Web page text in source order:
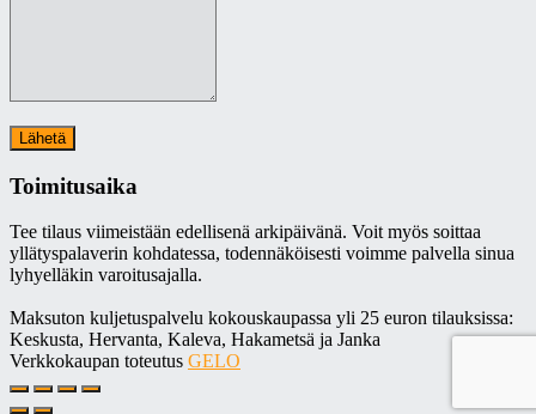
Toimitusaika
Tee tilaus viimeistään edellisenä arkipäivänä. Voit myös soittaa
yllätyspalaverin kohdatessa, todennäköisesti voimme palvella sinua
lyhyelläkin varoitusajalla.
Maksuton kuljetuspalvelu kokouskaupassa yli 25 euron tilauksissa:
Keskusta, Hervanta, Kaleva, Hakametsä ja Janka
Verkkokaupan toteutus GELO